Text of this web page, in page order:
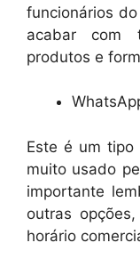
funcionários
acabar com
produtos e
Este é um tipo
muito usado
importante
outras
horário